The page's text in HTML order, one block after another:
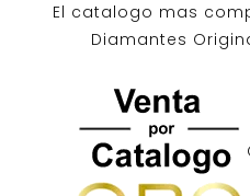
El catalogo mas
Diamantes